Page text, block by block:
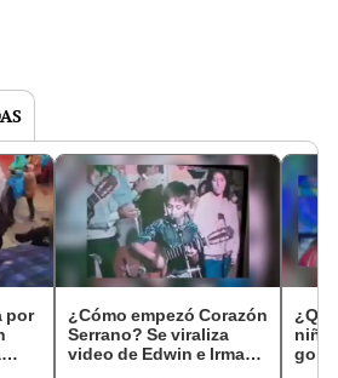
por
¿Cómo empezó Corazón
Serrano? Se viraliza
video de Edwin e Irma
niña